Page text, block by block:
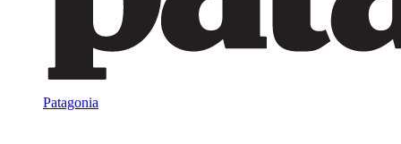
Patagonia